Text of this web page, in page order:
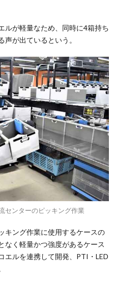
ルが軽量なため、同時に4箱持ち
が出ているという。
センターのピッキング作業
キング作業に使用するケースの
なく軽量かつ強度があるケース
エルを連携して開発、PTI・LED